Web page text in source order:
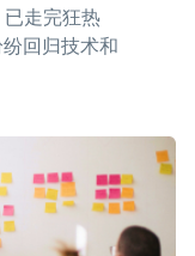
走完狂热
回归技术和